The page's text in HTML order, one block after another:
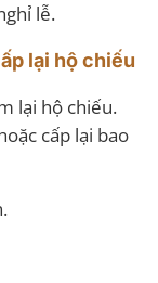
lễ.
lại hộ chiếu
lại hộ chiếu.
cấp lại bao